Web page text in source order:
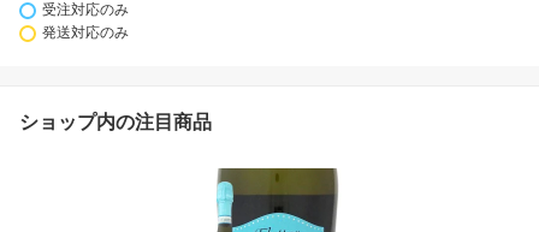
受注対応のみ
発送対応のみ
ショップ内の注目商品